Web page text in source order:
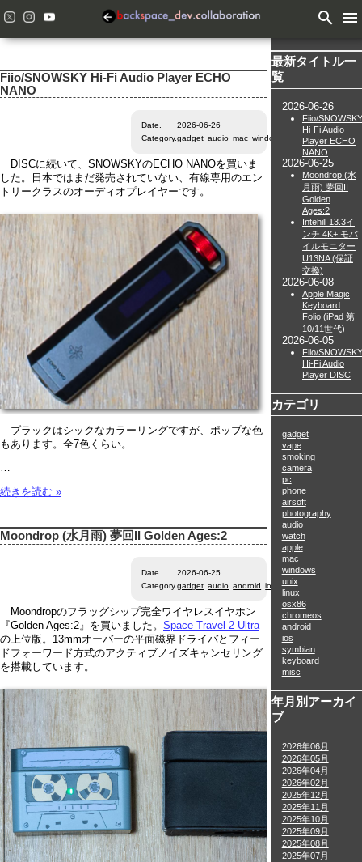
search menu
Fiio/SNOWSKY Hi-Fi Audio Player ECHO
NANO
Date.
2026-06-26
Category.gadget audio mac windows android ios
DISCに続いて、SNOWSKYのECHO NANOを買いま
した。日本ではまだ発売されていない、有線専用のエン
トリークラスのオーディオプレイヤーです。
ブラックはシックなカラーリングですが、ポップな色
もあります。全7色くらい。
続きを読む »
Moondrop (水月雨) 夢回II Golden Ages:2
Date.
2026-06-25
Category.gadget audio android ios
Moondropのフラッグシップ完全ワイヤレスイヤホン
『Golden Ages:2』を買いました。 Space Travel 2 Ultra
の上位版。13mmオーバーの平面磁界ドライバとフィー
ドフォーワード方式のアクティブノイズキャンセリング
を搭載しています。
最新タイトル一
覧
2026-06-26
Fiio/SNOWSKY
Hi-Fi Audio
Player ECHO
NANO
2026-06-25
Moondrop (水
月雨) 夢回II
Golden
Ages:2
Intehill 13.3イ
ンチ 4K+ モバ
イルモニター
U13NA (保証
交換)
2026-06-08
Apple Magic
Keyboard
Folio (iPad 第
10/11世代)
2026-06-05
Fiio/SNOWSKY
Hi-Fi Audio
Player DISC
カテゴリ
gadget
vape
smoking
camera
pc
phone
airsoft
photography
audio
watch
apple
mac
windows
unix
linux
osx86
chromeos
android
ios
symbian
keyboard
misc
年月別アーカイ
ブ
2026年06月
2026年05月
2026年04月
2026年02月
2025年12月
2025年11月
2025年10月
2025年09月
2025年08月
2025年07月